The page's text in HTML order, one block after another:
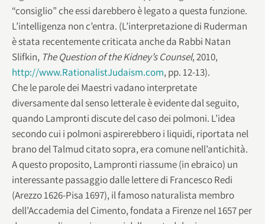
“consiglio” che essi darebbero è legato a questa funzione.
L’intelligenza non c’entra. (L’interpretazione di Ruderman
è stata recentemente criticata anche da Rabbi Natan
Slifkin, The Question of the Kidney’s Counsel, 2010,
http://www.RationalistJudaism.com, pp. 12-13).
Che le parole dei Maestri vadano interpretate
diversamente dal senso letterale è evidente dal seguito,
quando Lampronti discute del caso dei polmoni. L’idea
secondo cui i polmoni aspirerebbero i liquidi, riportata nel
brano del Talmud citato sopra, era comune nell’antichità.
A questo proposito, Lampronti riassume (in ebraico) un
interessante passaggio dalle lettere di Francesco Redi
(Arezzo 1626-Pisa 1697), il famoso naturalista membro
dell’Accademia del Cimento, fondata a Firenze nel 1657 per